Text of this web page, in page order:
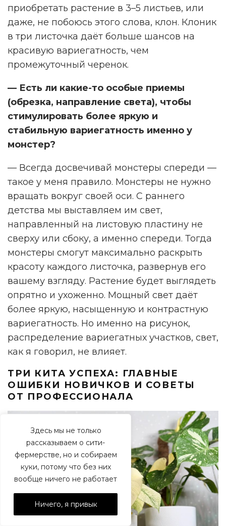
Здесь мы не только
рассказываем о сити-
фермерстве, но и собираем
куки, потому что без них
вообще ничего не работает
Ничего, я привык
приобретать растение в 3–5 листьев, или
даже, не побоюсь этого слова, клон. Клоник
в три листочка даёт больше шансов на
красивую вариегатность, чем
промежуточный черенок.
— Есть ли какие-то особые приемы
(обрезка, направление света), чтобы
стимулировать более яркую и
стабильную вариегатность именно у
монстер?
— Всегда досвечивай монстеры спереди —
такое у меня правило. Монстеры не нужно
вращать вокруг своей оси. С раннего
детства мы выставляем им свет,
направленный на листовую пластину не
сверху или сбоку, а именно спереди. Тогда
монстеры смогут максимально раскрыть
красоту каждого листочка, развернув его
вашему взгляду. Растение будет выглядеть
опрятно и ухоженно. Мощный свет даёт
более яркую, насыщенную и контрастную
вариегатность. Но именно на рисунок,
распределение вариегатных участков, свет,
как я говорил, не влияет.
ТРИ КИТА УСПЕХА: ГЛАВНЫЕ
ОШИБКИ НОВИЧКОВ И СОВЕТЫ
ОТ ПРОФЕССИОНАЛА